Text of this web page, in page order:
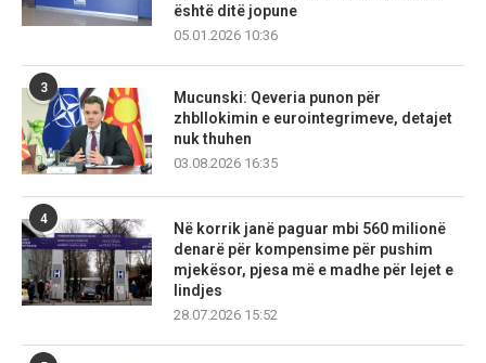
është ditë jopune
05.01.2026 10:36
3
Mucunski: Qeveria punon për
zhbllokimin e eurointegrimeve, detajet
nuk thuhen
03.08.2026 16:35
4
Në korrik janë paguar mbi 560 milionë
denarë për kompensime për pushim
mjekësor, pjesa më e madhe për lejet e
lindjes
28.07.2026 15:52